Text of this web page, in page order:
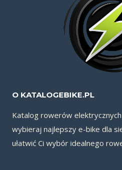
O KATALOGEBIKE.PL
Katalog rowerów
wybieraj najlepszy e-bike dla
ułatwić Ci wybór idealnego